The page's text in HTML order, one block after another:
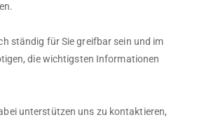
ständig für Sie greifbar sein und im
die wichtigsten Informationen
unterstützen uns zu kontaktieren,